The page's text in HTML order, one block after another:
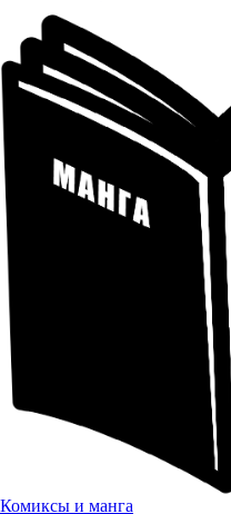
Комиксы и манга